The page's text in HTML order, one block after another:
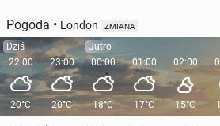
Pogoda • London ZMIANA
Dziś
22:00
20°C
23:00
20°C
Jutro
00:00
18°C
01:00
17°C
02:00
15°C